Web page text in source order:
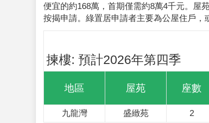
便宜的約168萬，首期僅需約8萬4千元。屋
按揭申請。綠置居申請者主要為公屋住戶，
揀樓: 預計2026年第四季
地區 屋苑 座數
九龍灣 盛緻苑 2